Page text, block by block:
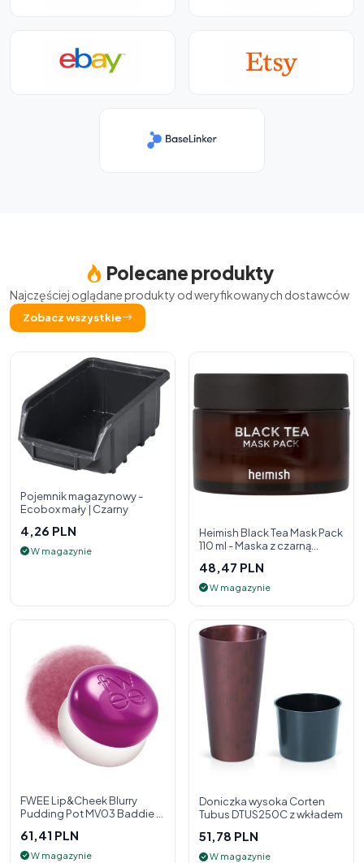
Polecane produkty
Najczęściej oglądane produkty od weryfikowanych dostawców
Zobacz wszystkie
Pojemnik magazynowy -
Ecobox mały | Czarny
4,26 PLN
W magazynie
Heimish Black Tea Mask Pack
110 ml - Maska z czarną
48,47 PLN
W magazynie
FWEE Lip&Cheek Blurry
Pudding Pot MV03 Baddie 5
policzk
61,41 PLN
W magazynie
Doniczka wysoka Corten
Tubus DTUS250C z wkładem
51,78 PLN
W magazynie